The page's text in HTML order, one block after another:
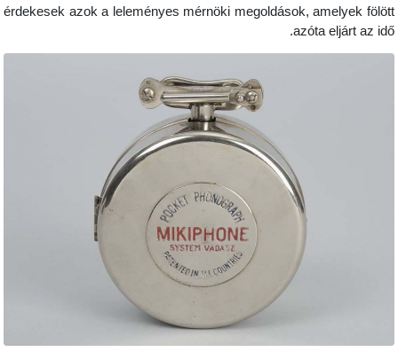
érdekesek azok a leleményes mérnöki megoldások, amelyek
azóta eljárt az